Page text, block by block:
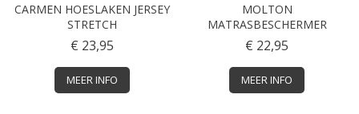
CARMEN HOESLAKEN JERSEY
STRETCH
€ 23,95
MEER INFO
MOLTON
MATRASBESCHERMER
€ 22,95
MEER INFO